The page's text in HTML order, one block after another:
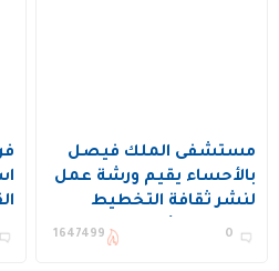
مستشفى الملك فيصل
بالأحساء يقيم ورشة عمل
لنشر ثقافة التخطيط
وتحسين الأداء ويكرم عدد
0
1647499